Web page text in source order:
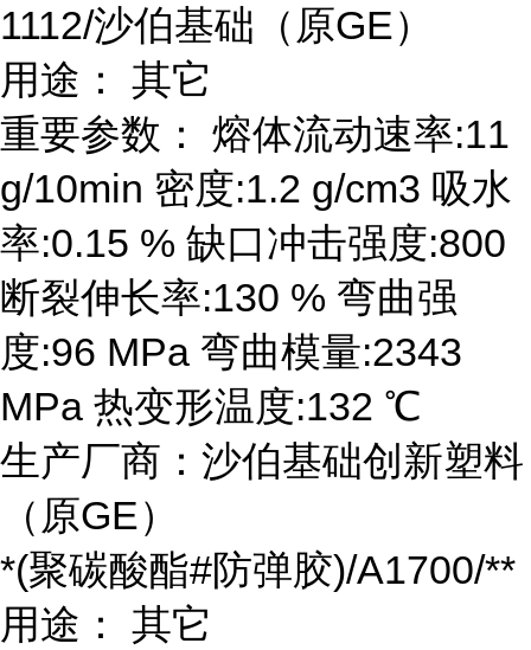
1112/沙伯基础（原GE）
用途： 其它
重要参数： 熔体流动速率:11
g/10min 密度:1.2 g/cm3 吸水
率:0.15 % 缺口冲击强度:800
断裂伸长率:130 % 弯曲强
度:96 MPa 弯曲模量:2343
MPa 热变形温度:132 ℃
生产厂商：沙伯基础创新塑料
（原GE）
*(聚碳酸酯#防弹胶)/A1700/**
用途： 其它